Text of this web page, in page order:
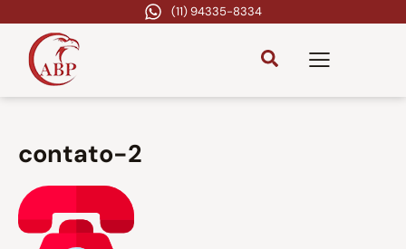
(11) 94335-8334
contato-2